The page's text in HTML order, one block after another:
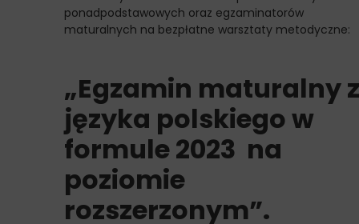
ponadpodstawowych oraz egzaminatorów
maturalnych na bezpłatne warsztaty metodyczne:
„Egzamin maturalny z
języka polskiego w
formule 2023 na
poziomie
rozszerzonym”.